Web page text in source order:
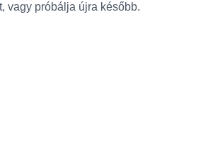
vagy próbálja újra később.